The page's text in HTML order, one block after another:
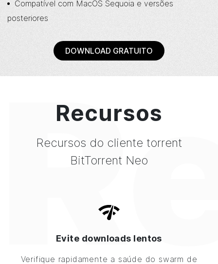
Compatível com MacOS Sequoia e versões
posteriores
DOWNLOAD GRATUITO
Recursos
Recursos do cliente torrent
BitTorrent Neo
Evite downloads lentos
Verifique rapidamente a saúde do swarm de